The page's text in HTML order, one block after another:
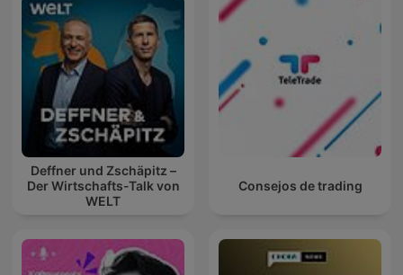
Deffner und Zschäpitz –
Der Wirtschafts-Talk von
WELT
Consejos de trading